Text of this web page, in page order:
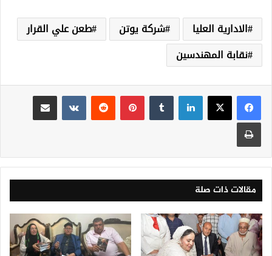
الادارية العليا شركة يوتن
طعن علي القرار
نقابة المهندسين
لينكدإن بينتيريست
مقالات ذات صلة